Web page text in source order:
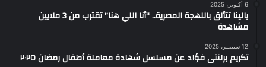
6 أكتوبر، 2025
يالينا تتألق باللهجة المصرية.. “أنا اللي هنا” تقترب من 3 ملايين
مشاهدة
12 سبتمبر، 2025
تكريم برلنتى فؤاد عن مسلسل شهادة معاملة أطفال رمضان ٢٠٢٥